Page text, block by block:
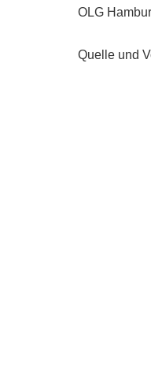
OLG
Quelle und